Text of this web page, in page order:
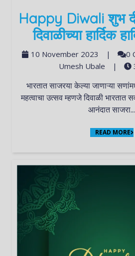
Happy Diwali शुभ
दिवाळीच्या हार्दिक
10 November 2023 | 0
Umesh Ubale
|
भारतात साजरया केल्या जाणाऱ्या सणांमध्ये सर्वात प्रसिद्ध आणि
महत्वाचा उत्सव म्हणजे दिवाळी भारतात
आनंदात साजरा...
READ MORE